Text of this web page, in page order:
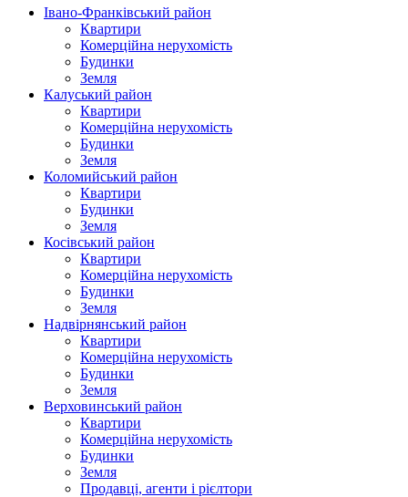
Івано-Франківський район
Квартири
Комерційна нерухомість
Будинки
Земля
Калуський район
Квартири
Комерційна нерухомість
Будинки
Земля
Коломийський район
Квартири
Будинки
Земля
Косівський район
Квартири
Комерційна нерухомість
Будинки
Земля
Надвірнянський район
Квартири
Комерційна нерухомість
Будинки
Земля
Верховинський район
Квартири
Комерційна нерухомість
Будинки
Земля
Продавці, агенти і рієлтори